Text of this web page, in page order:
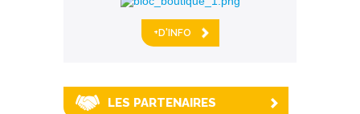
+D'INFO
LES PARTENAIRES